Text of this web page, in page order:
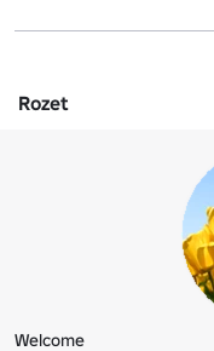
Rozet
Welcome